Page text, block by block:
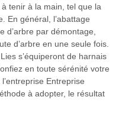
à tenir à la main, tel que la
En général, l’abattage
d’arbre par démontage,
d’arbre en une seule fois.
s’équiperont de harnais
en toute sérénité votre
Entreprise
à adopter, le résultat